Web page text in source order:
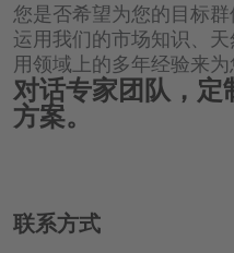
您是否希望为您的目标
运用我们的市场知识、
用领域上的多年经验来为
对话专家团队，
方案。
联系方式